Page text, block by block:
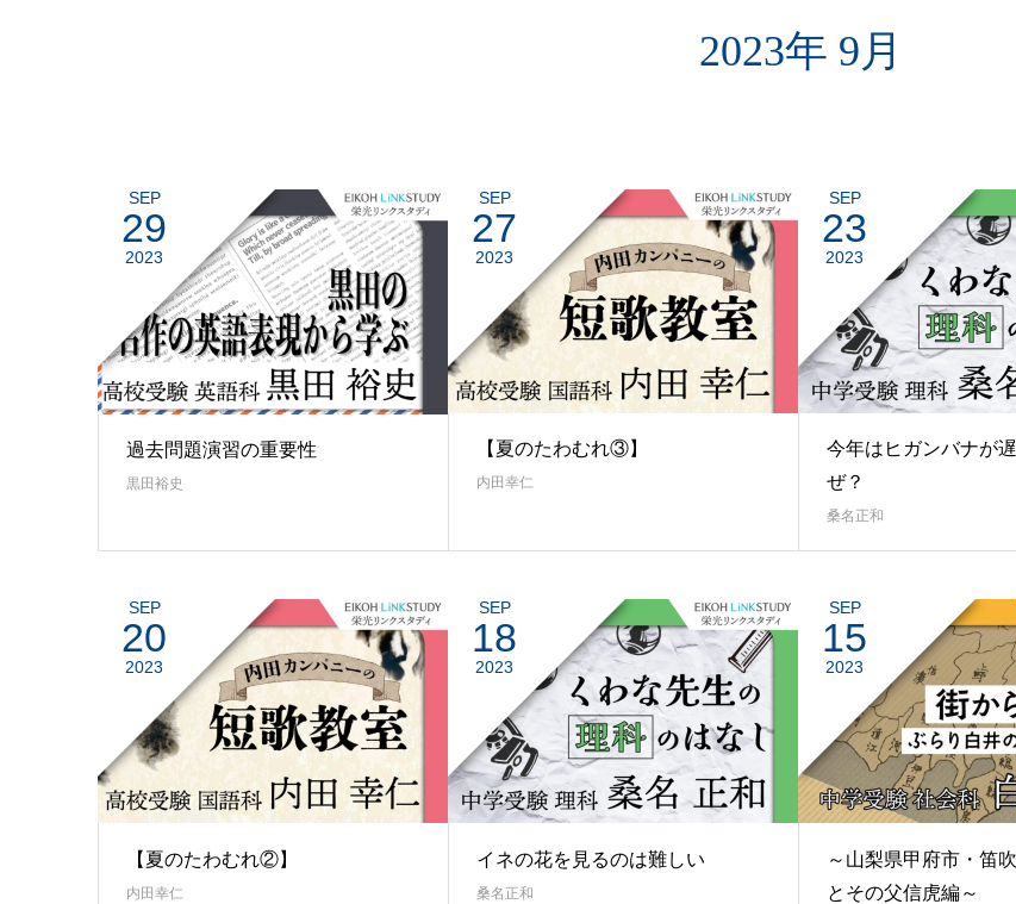
2023年 9月
SEP
29
2023
過去問題演習の重要性
黒田裕史
SEP
27
2023
【夏のたわむれ③】
内田幸仁
SEP
23
2023
今年はヒガンバナが
ぜ？
桑名正和
SEP
20
2023
【夏のたわむれ②】
内田幸仁
SEP
18
2023
イネの花を見るのは難しい
桑名正和
SEP
15
2023
～山梨県甲府市・笛
とその父信虎編～